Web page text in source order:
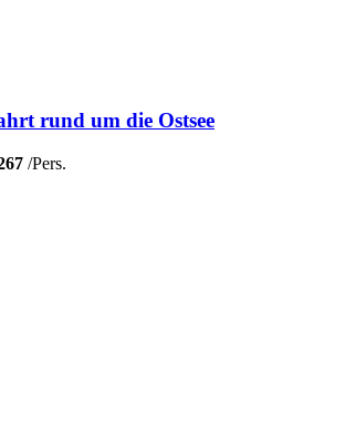
rund um die Ostsee
/Pers.